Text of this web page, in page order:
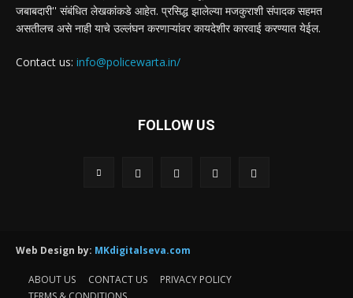
जबाबदारी'' संबंधित लेखकांकडे आहेत. प्रसिद्ध झालेल्या मजकुराशी संपादक सहमत
असतीलच असे नाही याचे उल्लंघन करणाऱ्यांवर कायदेशीर कारवाई करण्यात येईल.
Contact us: info@policewarta.in/
FOLLOW US
Web Design by: MKdigitalseva.com
ABOUT US CONTACT US
PRIVACY POLICY